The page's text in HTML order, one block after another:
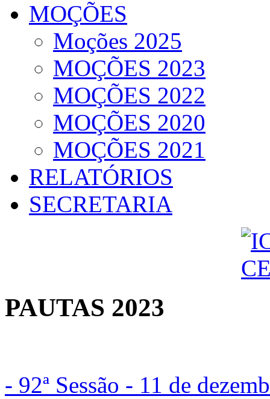
MOÇÕES
Moções 2025
MOÇÕES 2023
MOÇÕES 2022
MOÇÕES 2020
MOÇÕES 2021
RELATÓRIOS
SECRETARIA
PAUTAS 2023
- 92ª Sessão - 11 de